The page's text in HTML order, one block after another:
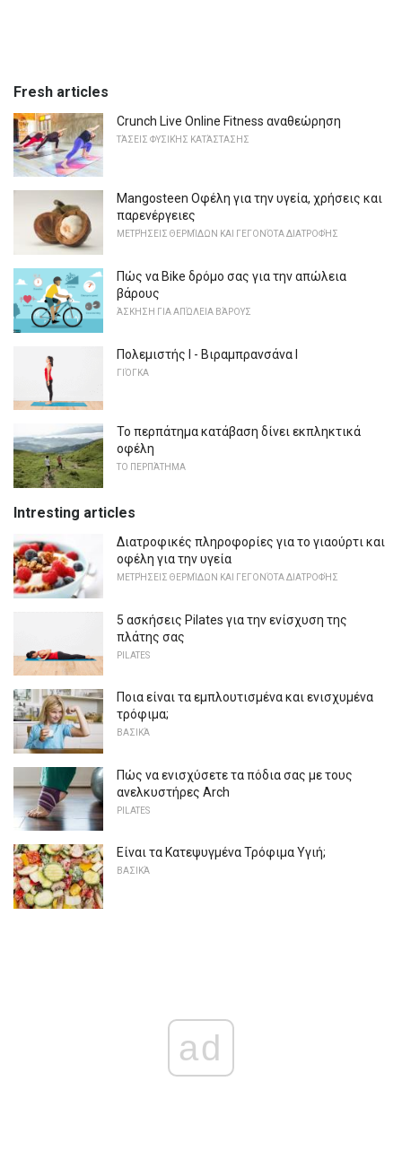
Fresh articles
Crunch Live Online Fitness αναθεώρηση
ΤΆΣΕΙΣ ΦΥΣΙΚΉΣ ΚΑΤΆΣΤΑΣΗΣ
Mangosteen Οφέλη για την υγεία, χρήσεις και
παρενέργειες
ΜΕΤΡΉΣΕΙΣ ΘΕΡΜΊΔΩΝ ΚΑΙ ΓΕΓΟΝΌΤΑ ΔΙΑΤΡΟΦΉΣ
Πώς να Bike δρόμο σας για την απώλεια
βάρους
ΆΣΚΗΣΗ ΓΙΑ ΑΠΏΛΕΙΑ ΒΆΡΟΥΣ
Πολεμιστής Ι - Βιραμπρανσάνα Ι
ΓΙΌΓΚΑ
Το περπάτημα κατάβαση δίνει εκπληκτικά
οφέλη
ΤΟ ΠΕΡΠΆΤΗΜΑ
Intresting articles
Διατροφικές πληροφορίες για το γιαούρτι και
οφέλη για την υγεία
ΜΕΤΡΉΣΕΙΣ ΘΕΡΜΊΔΩΝ ΚΑΙ ΓΕΓΟΝΌΤΑ ΔΙΑΤΡΟΦΉΣ
5 ασκήσεις Pilates για την ενίσχυση της
πλάτης σας
PILATES
Ποια είναι τα εμπλουτισμένα και ενισχυμένα
τρόφιμα;
ΒΑΣΙΚΆ
Πώς να ενισχύσετε τα πόδια σας με τους
ανελκυστήρες Arch
PILATES
Είναι τα Κατεψυγμένα Τρόφιμα Υγιή;
ΒΑΣΙΚΆ
ad